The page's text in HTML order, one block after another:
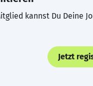
kannst Du Deine
Jetzt